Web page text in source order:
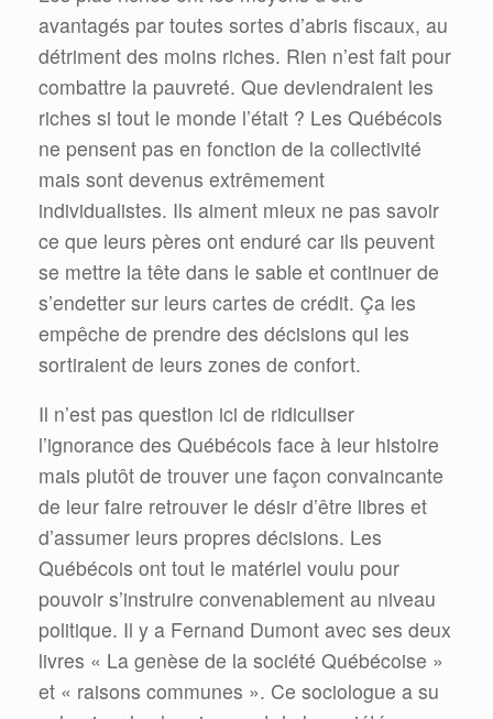
avantagés par toutes sortes d’abris fiscaux, au
détriment des moins riches. Rien n’est fait pour
combattre la pauvreté. Que deviendraient les
riches si tout le monde l’était ? Les Québécois
ne pensent pas en fonction de la collectivité
mais sont devenus extrêmement
individualistes. Ils aiment mieux ne pas savoir
ce que leurs pères ont enduré car ils peuvent
se mettre la tête dans le sable et continuer de
s’endetter sur leurs cartes de crédit. Ça les
empêche de prendre des décisions qui les
sortiraient de leurs zones de confort.
Il n’est pas question ici de ridiculiser
l’ignorance des Québécois face à leur histoire
mais plutôt de trouver une façon convaincante
de leur faire retrouver le désir d’être libres et
d’assumer leurs propres décisions. Les
Québécois ont tout le matériel voulu pour
pouvoir s’instruire convenablement au niveau
politique. Il y a Fernand Dumont avec ses deux
livres « La genèse de la société Québécoise »
et « raisons communes ». Ce sociologue a su